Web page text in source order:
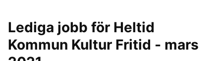
Lediga jobb för Heltid
Kommun Kultur Fritid - mars